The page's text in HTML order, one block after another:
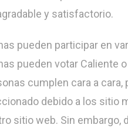
y satisfactorio.
pueden participar en
pueden votar Caliente
cumplen cara a
debido a los sitio
sitio web. Sin